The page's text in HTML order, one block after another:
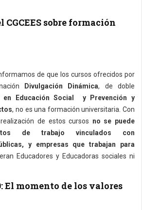
CGCEES sobre formación
de que los cursos ofrecidos por
Divulgación Dinámica, de doble
en Educación Social y Prevención y
, no es una formación universitaria. Con
de estos cursos no se puede
de trabajo vinculados con
y empresas que trabajan para
Educadores y Educadoras sociales ni
El momento de los valores